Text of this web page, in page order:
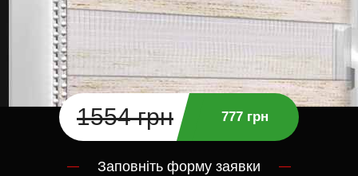
1554 грн 777 грн
Заповніть форму заявки